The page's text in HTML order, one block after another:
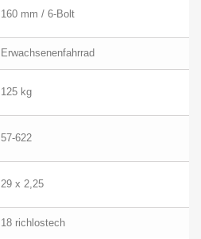
160 mm / 6-Bolt
Erwachsenenfahrrad
125 kg
57-622
29 x 2,25
18 richlostech